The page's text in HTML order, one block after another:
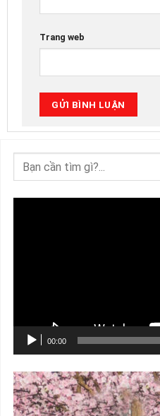
Trang web
00:00